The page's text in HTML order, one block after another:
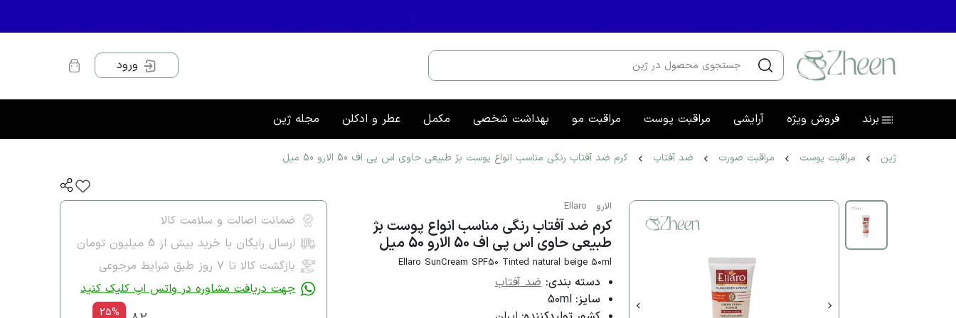
ورود
برند فروش ویژه آرایشی مراقبت پوست مراقبت مو بهداشت شخصی مکمل عطر و ادکلن مجله ژین
ژین مراقبت پوست مراقبت صورت ضد آفتاب کرم ضد آفتاب رنگی مناسب انواع پوست بژ طبیعی حاوی اس پی اف 50 الارو 50 میل
الارو Ellaro
کرم ضد آفتاب رنگی مناسب انواع پوست بژ
طبیعی حاوی اس پی اف 50 الارو 50 میل
Ellaro SunCream SPF50 Tinted natural beige 50ml
دسته بندی: ضد آفتاب
سایز: 50ml
ضمانت اصالت و سلامت کالا
ارسال رایگان با خرید بیش از 5 میلیون تومان
بازگشت کالا تا ۷ روز طبق شرایط مرجوعی
جهت دریافت مشاوره در واتس اپ کلیک کنید
25%